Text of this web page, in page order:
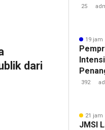
dari
25
19
392
21
JMSI